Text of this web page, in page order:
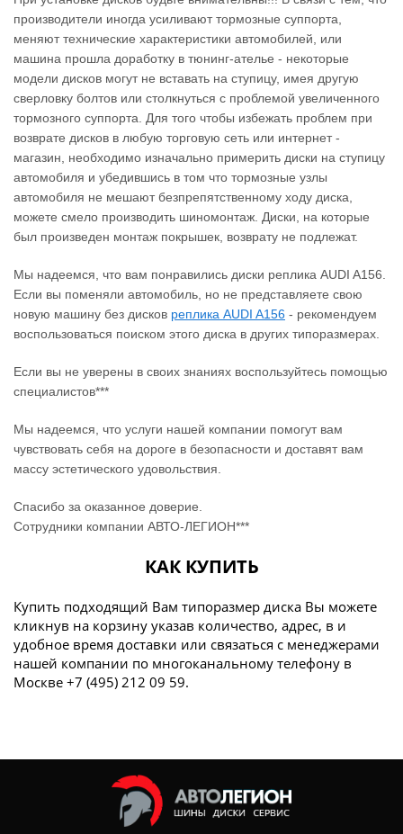
производители иногда усиливают тормозные суппорта,
меняют технические характеристики автомобилей, или
машина прошла доработку в тюнинг-ателье - некоторые
модели дисков могут не вставать на ступицу, имея другую
сверловку болтов или столкнуться с проблемой увеличенного
тормозного суппорта. Для того чтобы избежать проблем при
возврате дисков в любую торговую сеть или интернет -
магазин, необходимо изначально примерить диски на ступицу
автомобиля и убедившись в том что тормозные узлы
автомобиля не мешают безпрепятственному ходу диска,
можете смело производить шиномонтаж. Диски, на которые
был произведен монтаж покрышек, возврату не подлежат.
Мы надеемся, что вам понравились диски реплика AUDI A156.
Если вы поменяли автомобиль, но не представляете свою
новую машину без дисков реплика AUDI A156 ‐ рекомендуем
воспользоваться поиском этого диска в других типоразмерах.
Если вы не уверены в своих знаниях воспользуйтесь помощью
специалистов***
Мы надеемся, что услуги нашей компании помогут вам
чувствовать себя на дороге в безопасности и доставят вам
массу эстетического удовольствия.
Спасибо за оказанное доверие.
Сотрудники компании АВТО-ЛЕГИОН***
КАК КУПИТЬ
Купить подходящий Вам типоразмер диска Вы можете
кликнув на корзину указав количество, адрес, в и
удобное время доставки или связаться с менеджерами
нашей компании по многоканальному телефону в
Москве +7 (495) 212 09 59.